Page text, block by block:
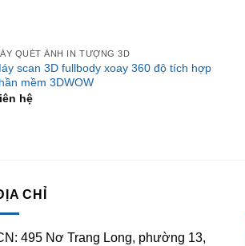
QUÉT ẢNH IN TƯỢNG 3D
scan 3D fullbody xoay 360 độ tích hợp
mềm 3DWOW
hệ
CHỈ
495 Nơ Trang Long, phường 13,